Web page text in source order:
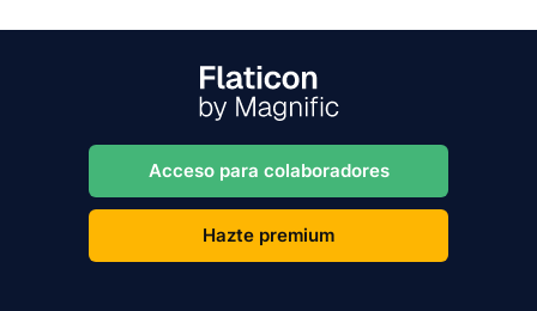
Acceso para colaboradores
Hazte premium